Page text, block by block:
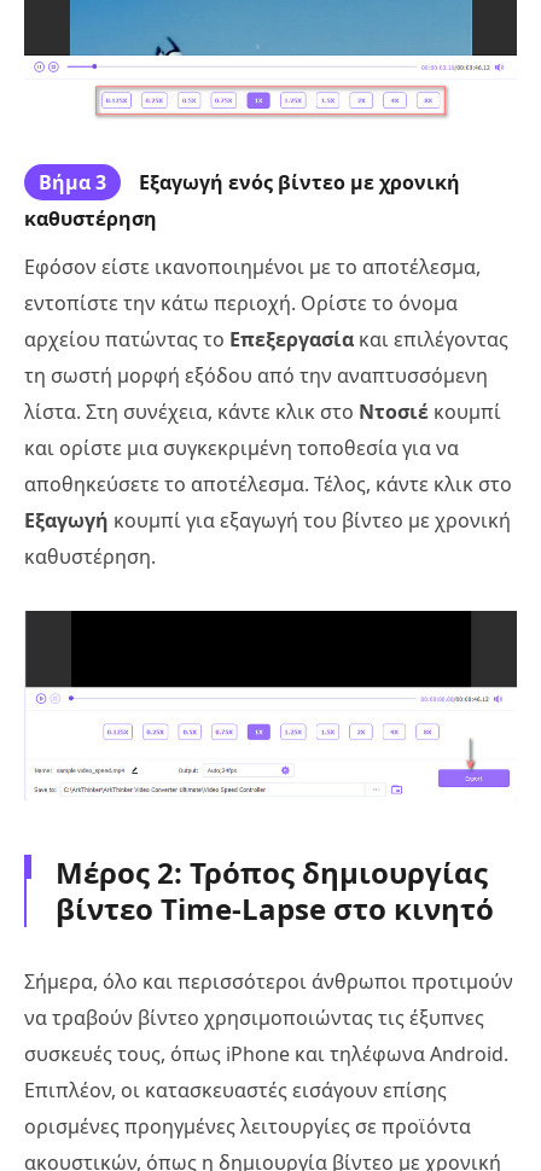
Βήμα 3
Εξαγωγή ενός βίντεο με χρονική
καθυστέρηση
Εφόσον είστε ικανοποιημένοι με το αποτέλεσμα,
εντοπίστε την κάτω περιοχή. Ορίστε το όνομα
αρχείου πατώντας το Επεξεργασία και επιλέγοντας
τη σωστή μορφή εξόδου από την αναπτυσσόμενη
λίστα. Στη συνέχεια, κάντε κλικ στο Ντοσιέ κουμπί
και ορίστε μια συγκεκριμένη τοποθεσία για να
αποθηκεύσετε το αποτέλεσμα. Τέλος, κάντε κλικ στο
Εξαγωγή κουμπί για εξαγωγή του βίντεο με χρονική
καθυστέρηση.
Μέρος 2: Τρόπος δημιουργίας
βίντεο Time-Lapse στο κινητό
Σήμερα, όλο και περισσότεροι άνθρωποι προτιμούν
να τραβούν βίντεο χρησιμοποιώντας τις έξυπνες
συσκευές τους, όπως iPhone και τηλέφωνα Android.
Επιπλέον, οι κατασκευαστές εισάγουν επίσης
ορισμένες προηγμένες λειτουργίες σε προϊόντα
ακουστικών, όπως η δημιουργία βίντεο με χρονική